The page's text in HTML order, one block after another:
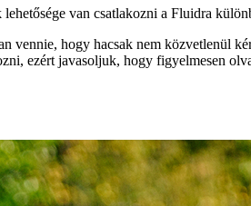
van csatlakozni a Fluidra
vennie, hogy hacsak nem közvetlenül
ezért javasoljuk, hogy figyelmesen